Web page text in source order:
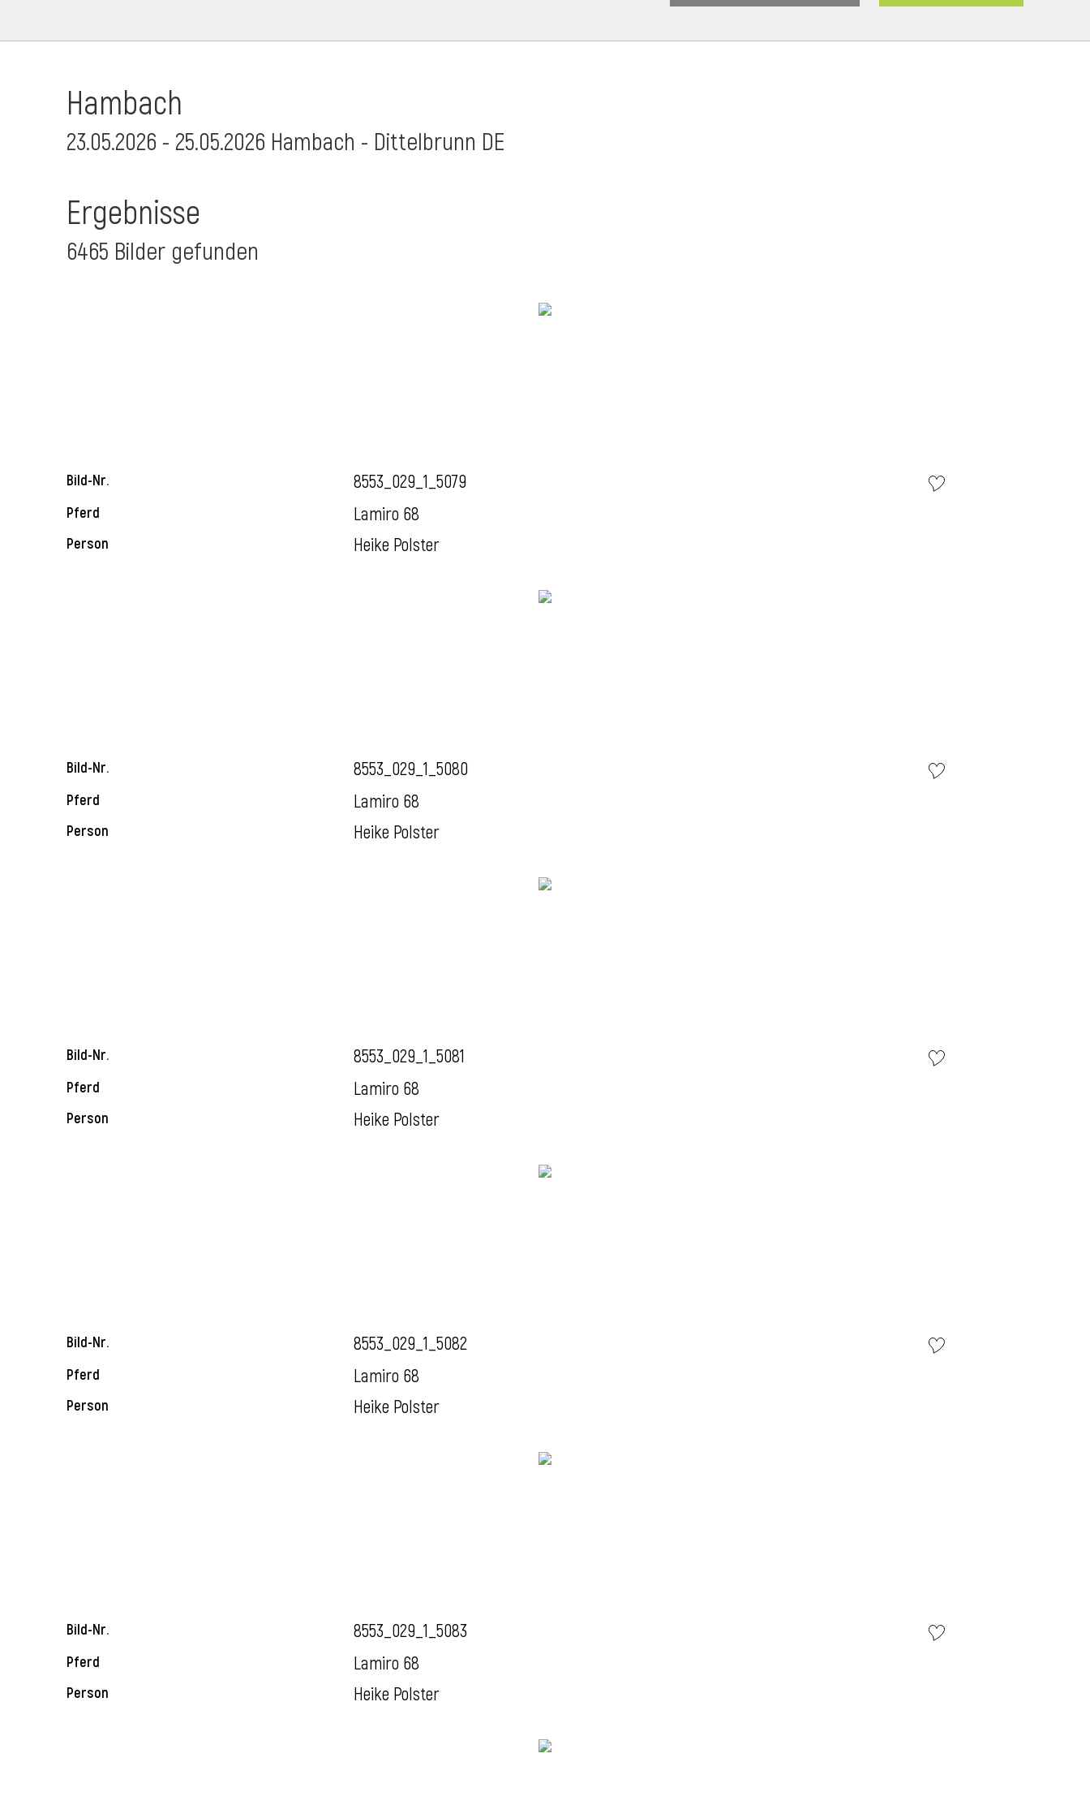
Hambach
23.05.2026 - 25.05.2026 Hambach - Dittelbrunn DE
Ergebnisse
6465 Bilder gefunden
Bild-Nr. 8553_029_1_5079
Pferd Lamiro 68
Person Heike Polster
Bild-Nr. 8553_029_1_5080
Pferd Lamiro 68
Person Heike Polster
Bild-Nr. 8553_029_1_5081
Pferd Lamiro 68
Person Heike Polster
Bild-Nr. 8553_029_1_5082
Pferd Lamiro 68
Person Heike Polster
Bild-Nr. 8553_029_1_5083
Pferd Lamiro 68
Person Heike Polster